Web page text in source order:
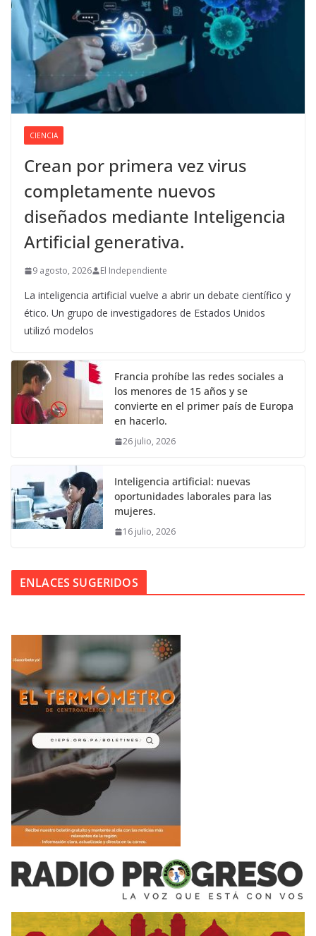
CIENCIA
Crean por primera vez virus
completamente nuevos
diseñados mediante Inteligencia
Artificial generativa.
9 agosto, 2026 El Independiente
La inteligencia artificial vuelve a abrir un debate científico y
ético. Un grupo de investigadores de Estados Unidos
utilizó modelos
Francia prohíbe las redes sociales a
los menores de 15 años y se
convierte en el primer país de Europa
en hacerlo.
26 julio, 2026
Inteligencia artificial: nuevas
oportunidades laborales para las
mujeres.
16 julio, 2026
ENLACES SUGERIDOS